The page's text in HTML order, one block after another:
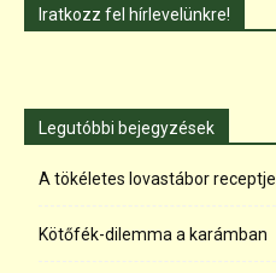
Iratkozz fel hírlevelünkre!
Legutóbbi bejegyzések
A tökéletes lovastábor receptje
Kötőfék-dilemma a karámban